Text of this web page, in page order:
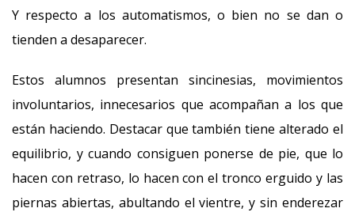
Y respecto a los automatismos, o bien no se dan o
tienden a desaparecer.
Estos alumnos presentan sincinesias, movimientos
involuntarios, innecesarios que acompañan a los que
están haciendo. Destacar que también tiene alterado el
equilibrio, y cuando consiguen ponerse de pie, que lo
hacen con retraso, lo hacen con el tronco erguido y las
piernas abiertas, abultando el vientre, y sin enderezar